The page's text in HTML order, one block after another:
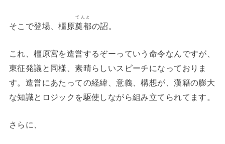
そこで登場、橿原奠都
てんと
の詔。
これ、橿原宮を造営するぞーっていう命令なんですが、
東征発議と同様、素晴らしいスピーチになっておりま
す。造営にあたっての経緯、意義、構想が、漢籍の膨大
な知識とロジックを駆使しながら組み立てられてます。
さらに、